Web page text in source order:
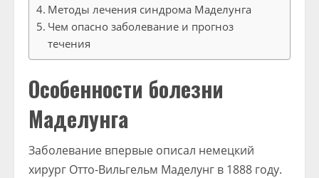
Методы лечения синдрома Маделунга
Чем опасно заболевание и прогноз
течения
Особенности болезни
Маделунга
Заболевание впервые описал немецкий
хирург Отто-Вильгельм Маделунг в 1888 году.